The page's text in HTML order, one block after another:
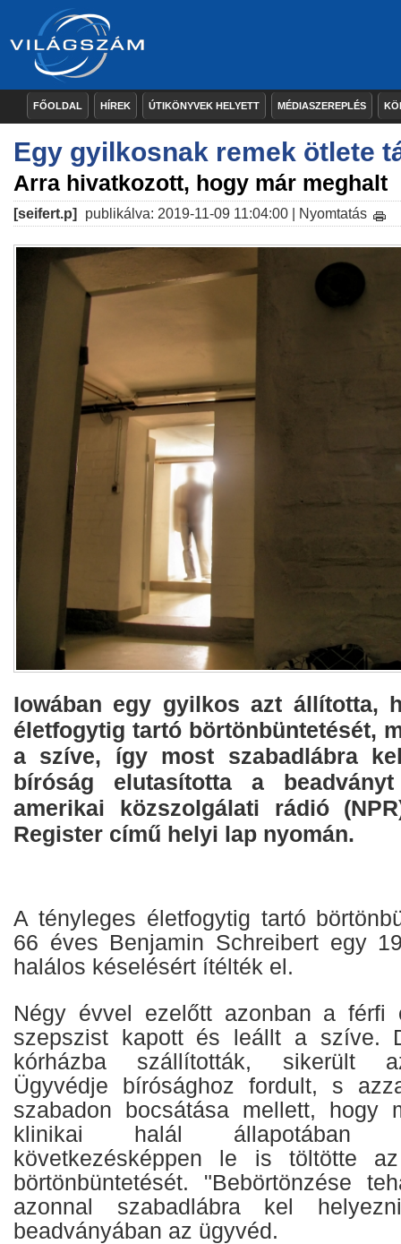
FŐOLDAL HÍREK ÚTIKÖNYVEK HELYETT MÉDIASZEREPLÉS
Egy gyilkosnak remek ötlete
Arra hivatkozott, hogy már meghalt
[seifert.p] publikálva: 2019-11-09 11:04:00 | Nyomtatás
Iowában egy gyilkos azt állította,
életfogytig tartó börtönbüntetését,
a szíve, így most szabadlábra
bíróság elutasította a
amerikai közszolgálati rádió
Register című helyi lap nyomán.
A tényleges életfogytig tartó
66 éves Benjamin Schreibert egy
halálos késelésért ítélték el.
Négy évvel ezelőtt azonban a férfi
szepszist kapott és leállt a szíve.
kórházba szállították, sikerült
Ügyvédje bírósághoz fordult, s
szabadon bocsátása mellett, hogy
klinikai halál állapotában
következésképpen le is töltötte
börtönbüntetését. "Bebörtönzése
azonnal szabadlábra kel
beadványában az ügyvéd.